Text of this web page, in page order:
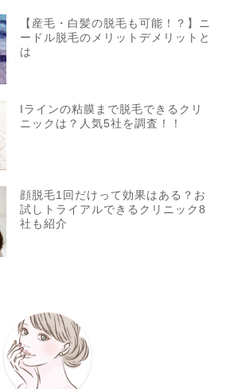
【産毛・白髪の脱毛も可能！？】ニ
ードル脱毛のメリットデメリットと
は
Iラインの粘膜まで脱毛できるクリ
ニックは？人気5社を調査！！
顔脱毛1回だけって効果はある？お
試しトライアルできるクリニック8
社も紹介